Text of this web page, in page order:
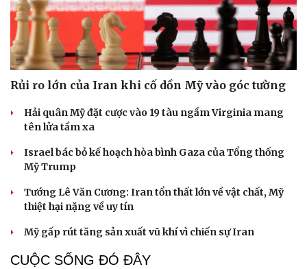
Du lịch
Tư vấn
Săn Tour
check-in
Podcast
Câu chuyện thời sự
Đọc truyện đêm khuya
Cửa sổ tình yêu
Kể chuyện cho bé
Hạt giống tâm hồn
Rủi ro lớn của Iran khi cố dồn Mỹ vào góc tường
Hải quân Mỹ đặt cược vào 19 tàu ngầm Virginia mang
tên lửa tầm xa
Israel bác bỏ kế hoạch hòa bình Gaza của Tổng thống
Mỹ Trump
Tướng Lê Văn Cương: Iran tổn thất lớn về vật chất, Mỹ
thiệt hại nặng về uy tín
Mỹ gấp rút tăng sản xuất vũ khí vì chiến sự Iran
CUỘC SỐNG ĐÓ ĐÂY